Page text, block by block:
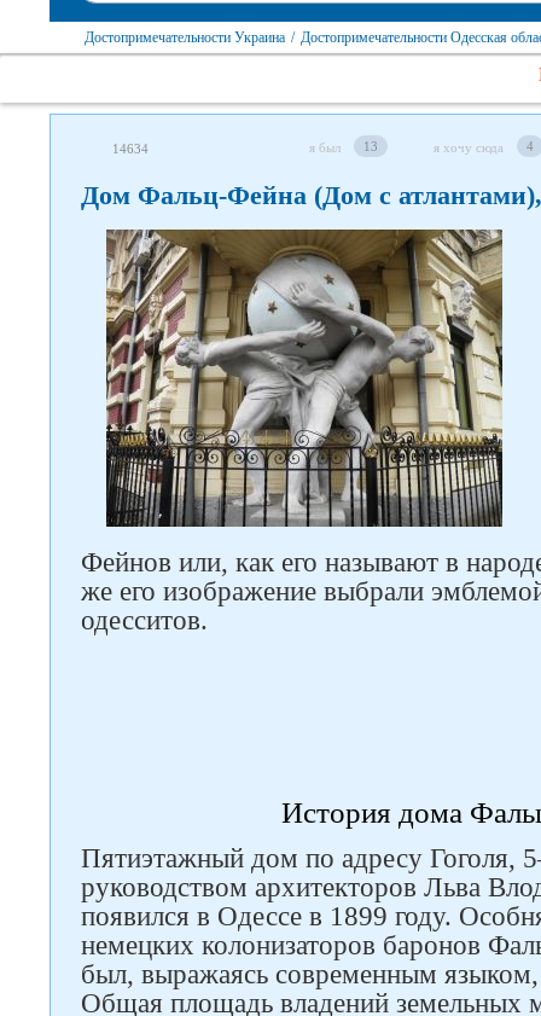
Достопримечательности Украина / Достопримечательности Одесская
14634 я был 13 я хочу сюда 4
Дом Фальц-Фейна (Дом с
Фейнов или, как его называют в
же его изображение выбрали
одесситов.
История дома
Пятиэтажный дом по адресу Гоголя,
руководством архитекторов Льва
появился в Одессе в 1899 году.
немецких колонизаторов баронов
был, выражаясь современным языком,
Общая площадь владений земельных